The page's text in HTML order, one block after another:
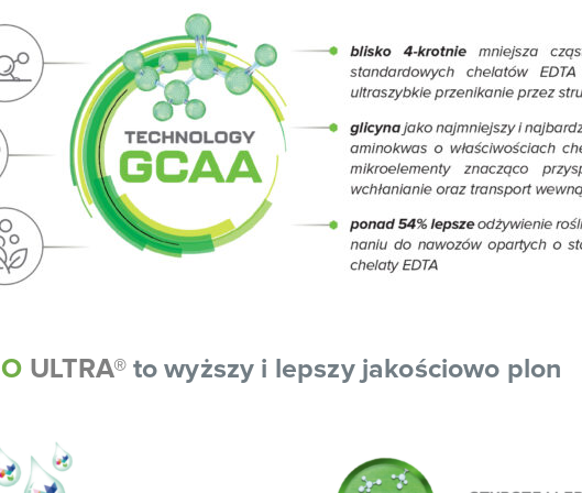
ULTRA®to wyższy i lepszy jakościowo plon